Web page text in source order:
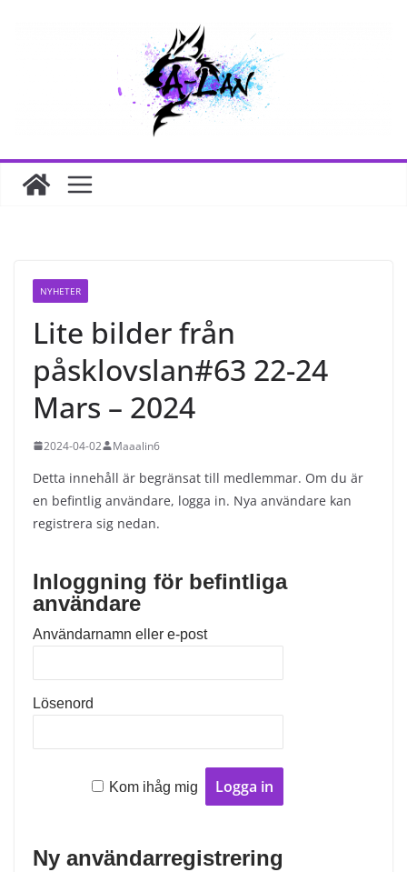
NYHETER
Lite bilder från
påsklovslan#63 22-24
Mars – 2024
2024-04-02 Maaalin6
Detta innehåll är begränsat till medlemmar. Om du är
en befintlig användare, logga in. Nya användare kan
registrera sig nedan.
Inloggning för befintliga
användare
Användarnamn eller e-post
Lösenord
r
Kom ihåg mig
Ny användarregistrering